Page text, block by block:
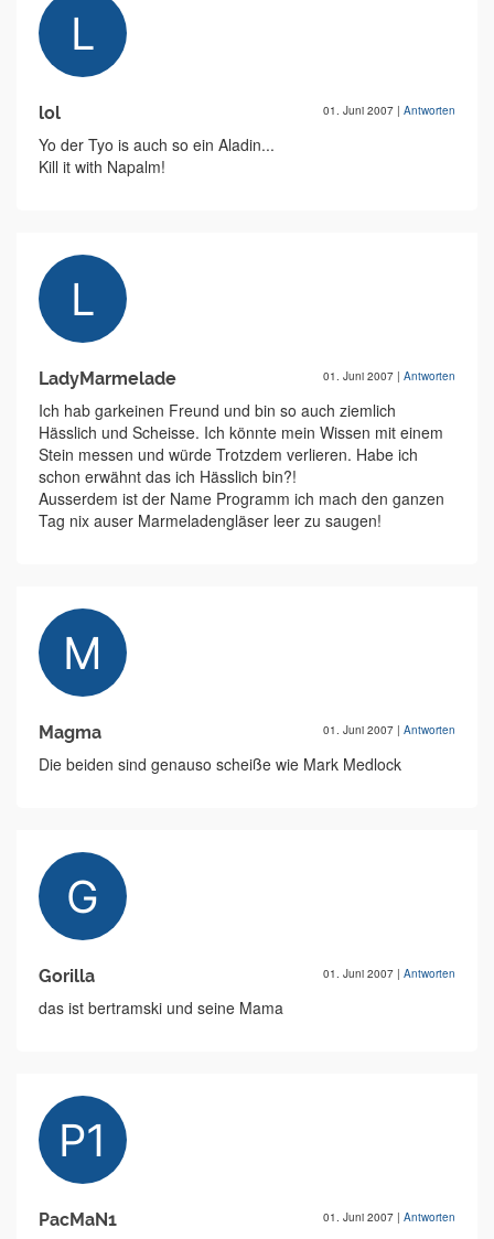
lol 01. Juni 2007 | Antworten
Yo der Tyo is auch so ein Aladin...
Kill it with Napalm!
LadyMarmelade 01. Juni 2007 | Antworten
Ich hab garkeinen Freund und bin so auch ziemlich
Hässlich und Scheisse. Ich könnte mein Wissen mit einem
Stein messen und würde Trotzdem verlieren. Habe ich
schon erwähnt das ich Hässlich bin?!
Ausserdem ist der Name Programm ich mach den ganzen
Tag nix auser Marmeladengläser leer zu saugen!
Magma 01. Juni 2007 | Antworten
Die beiden sind genauso scheiße wie Mark Medlock
Gorilla 01. Juni 2007 | Antworten
das ist bertramski und seine Mama
PacMaN1 01. Juni 2007 | Antworten